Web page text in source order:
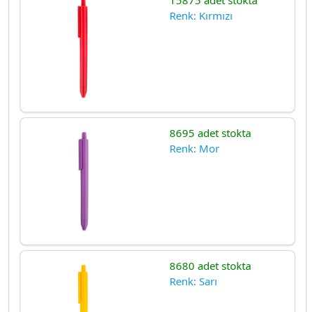
Renk: Kırmızı
8695 adet stokta
Renk: Mor
8680 adet stokta
Renk: Sarı